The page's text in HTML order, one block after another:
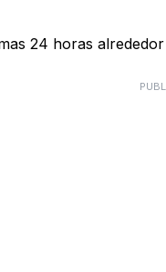
24 horas